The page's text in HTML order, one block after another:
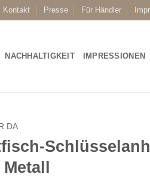
Kontakt Presse Für Händler
NACHHALTIGKEIT IMPRESSIONEN
DA